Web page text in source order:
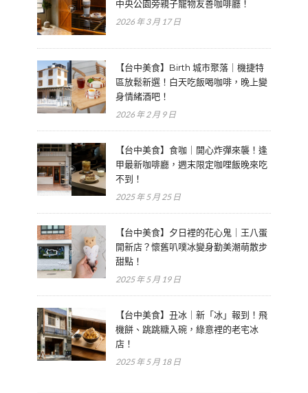
中央公園旁親子寵物友善咖啡廳！
2026 年 3 月 17 日
【台中美食】Birth 城市聚落｜機捷特
區放鬆新選！白天吃飯喝咖啡，晚上變
身情緒酒吧！
2026 年 2 月 9 日
【台中美食】食咖｜開心炸彈來襲！逢
甲最新咖啡廳，週末限定咖哩飯晚來吃
不到！
2025 年 5 月 25 日
【台中美食】夕日裡的花心鬼｜王八蛋
開新店？懷舊叭噗冰變身勤美潮萌散步
甜點！
2025 年 5 月 19 日
【台中美食】丑冰｜新「冰」報到！飛
機餅、跳跳糖入碗，綠意裡的老宅冰
店！
2025 年 5 月 18 日